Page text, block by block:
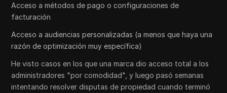
Acceso a métodos de pago o configuraciones de
facturación
Acceso a audiencias personalizadas (a menos que haya una
razón de optimización muy específica)
He visto casos en los que una marca dio acceso total a los
administradores "por comodidad", y luego pasó semanas
intentando resolver disputas de propiedad cuando terminó